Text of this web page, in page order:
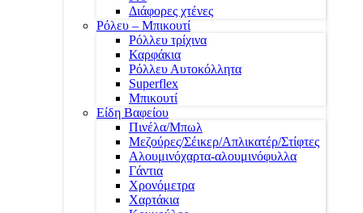
Διάφορες χτένες
Ρόλευ – Μπικουτί
Ρόλλευ τρίχινα
Καρφάκια
Ρόλλευ Αυτοκόλλητα
Superflex
Μπικουτί
Είδη Βαφείου
Πινέλα/Μπωλ
Μεζούρες/Σέικερ/Απλικατέρ/Στίφτες
Αλουμινόχαρτα-αλουμινόφυλλα
Γάντια
Χρονόμετρα
Χαρτάκια